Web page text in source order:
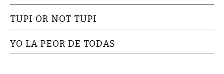
TUPI OR NOT TUPI
YO LA PEOR DE TODAS